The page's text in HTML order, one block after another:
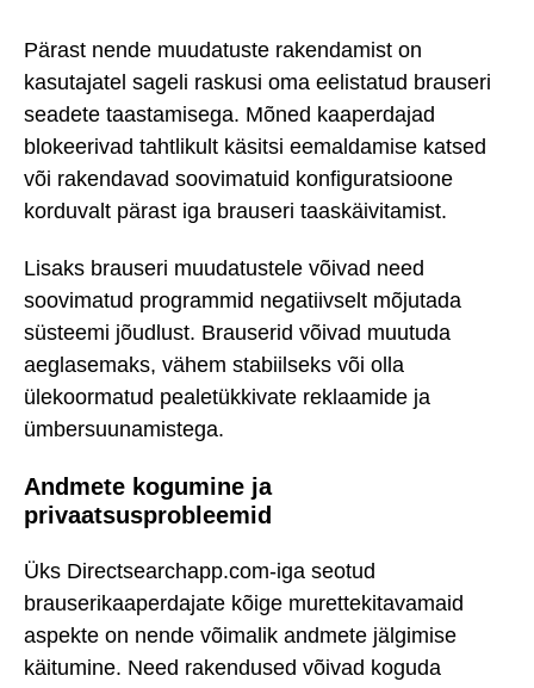
Pärast nende muudatuste rakendamist on
kasutajatel sageli raskusi oma eelistatud brauseri
seadete taastamisega. Mõned kaaperdajad
blokeerivad tahtlikult käsitsi eemaldamise katsed
või rakendavad soovimatuid konfiguratsioone
korduvalt pärast iga brauseri taaskäivitamist.
Lisaks brauseri muudatustele võivad need
soovimatud programmid negatiivselt mõjutada
süsteemi jõudlust. Brauserid võivad muutuda
aeglasemaks, vähem stabiilseks või olla
ülekoormatud pealetükkivate reklaamide ja
ümbersuunamistega.
Andmete kogumine ja
privaatsusprobleemid
Üks Directsearchapp.com-iga seotud
brauserikaaperdajate kõige murettekitavamaid
aspekte on nende võimalik andmete jälgimise
käitumine. Need rakendused võivad koguda